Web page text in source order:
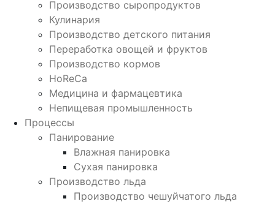
Производство сыропродуктов
Кулинария
Производство детского питания
Переработка овощей и фруктов
Производство кормов
HoReCa
Медицина и фармацевтика
Непищевая промышленность
Процессы
Панирование
Влажная панировка
Сухая панировка
Производство льда
Производство чешуйчатого льда